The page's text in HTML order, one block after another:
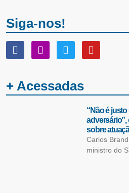
Siga-nos!
+ Acessadas
“Não é
sobre
Carlos
ministro do